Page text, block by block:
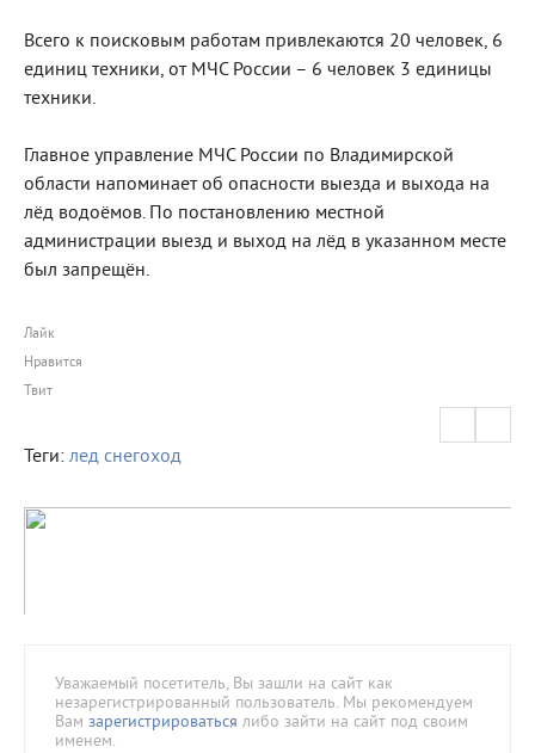
Всего к поисковым работам привлекаются 20 человек, 6
единиц техники, от МЧС России – 6 человек 3 единицы
техники.
Главное управление МЧС России по Владимирской
области напоминает об опасности выезда и выхода на
лёд водоёмов. По постановлению местной
администрации выезд и выход на лёд в указанном месте
был запрещён.
Лайк
Нравится
Твит
Теги: лед снегоход
Уважаемый посетитель, Вы зашли на сайт как
незарегистрированный пользователь. Мы рекомендуем
Вам зарегистрироваться либо зайти на сайт под своим
именем.